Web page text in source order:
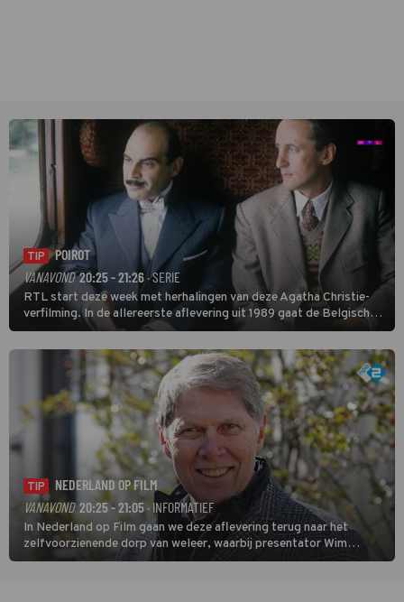
TIP
POIROT
VANAVOND 20:25 - 21:26 · SERIE
RTL start deze week met herhalingen van deze Agatha Christie-
verfilming. In de allereerste aflevering uit 1989 gaat de Belgische
speurder op zoek naar een vermiste kok. Poirot raakt al snel
verwikkeld in een moordzaak. (HH)
TIP
NEDERLAND OP FILM
VANAVOND 20:25 - 21:05· INFORMATIEF
In Nederland op Film gaan we deze aflevering terug naar het
zelfvoorzienende dorp van weleer, waarbij presentator Wim
Daniëls de kijkers meeneemt op reis door de tijd aan de hand van